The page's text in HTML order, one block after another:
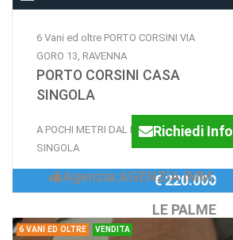
6 Vani ed oltre PORTO CORSINI VIA
GORO 13, RAVENNA
PORTO CORSINI CASA
SINGOLA
A POCHI METRI DAL MARE CASA
SINGOLA
Richiedi Info
Agenzia:AGENZIA IMM.
LE PALME
€ 220.000
6 VANI ED OLTRE VENDITA